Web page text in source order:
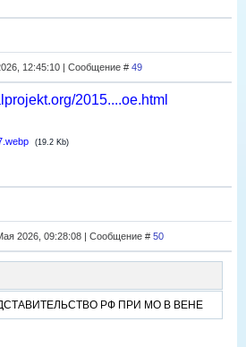
12:45:10 | Сообщение # 49
2015....oe.html
(19.2 Kb)
2026, 09:28:08 | Сообщение # 50
РФ ПРИ МО В ВЕНЕ